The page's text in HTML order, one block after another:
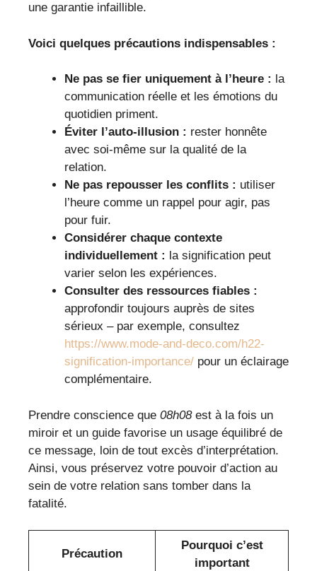
une garantie infaillible.
Voici quelques précautions indispensables :
Ne pas se fier uniquement à l’heure : la
communication réelle et les émotions du
quotidien priment.
Éviter l’auto-illusion : rester honnête
avec soi-même sur la qualité de la
relation.
Ne pas repousser les conflits : utiliser
l’heure comme un rappel pour agir, pas
pour fuir.
Considérer chaque contexte
individuellement : la signification peut
varier selon les expériences.
Consulter des ressources fiables :
approfondir toujours auprès de sites
sérieux – par exemple, consultez
https://www.mode-and-deco.com/h22-
signification-importance/ pour un éclairage
complémentaire.
Prendre conscience que 08h08est à la fois un
miroir et un guide favorise un usage équilibré de
ce message, loin de tout excès d’interprétation.
Ainsi, vous préservez votre pouvoir d’action au
sein de votre relation sans tomber dans la
fatalité.
Précaution
Pourquoi c’est
important